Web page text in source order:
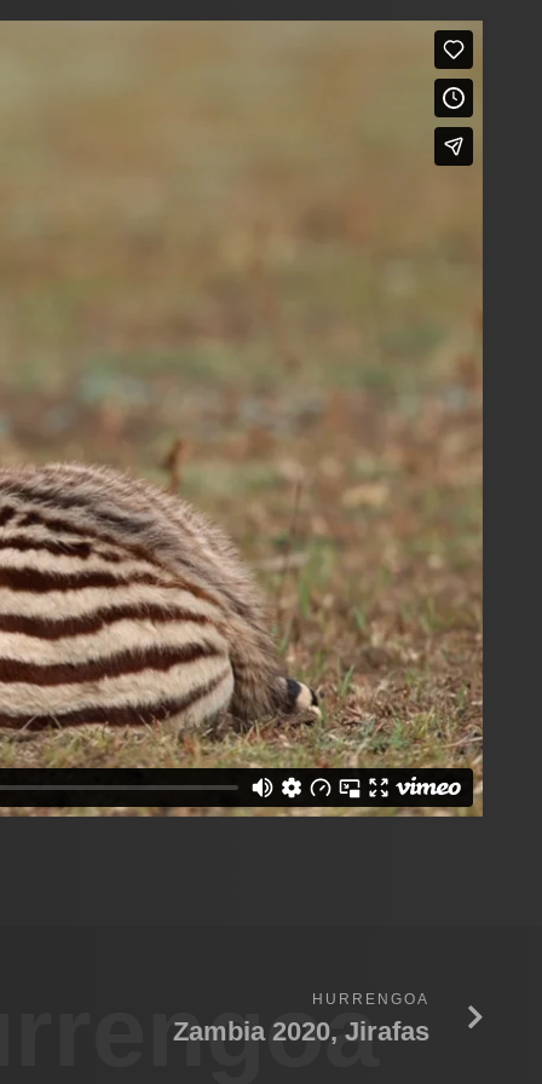
HURRENGOA
Zambia 2020, Jirafas